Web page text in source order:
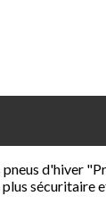
d'hiver
sécuritaire